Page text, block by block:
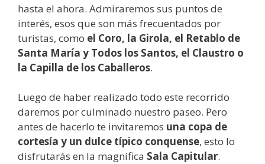
hasta el ahora. Admiraremos sus puntos de
interés, esos que son más frecuentados por
turistas, como el Coro, la Girola, el Retablo de
Santa María y Todos los Santos, el Claustro o
la Capilla de los Caballeros.
Luego de haber realizado todo este recorrido
daremos por culminado nuestro paseo. Pero
antes de hacerlo te invitaremos una copa de
cortesía y un dulce típico conquense, esto lo
disfrutarás en la magnífica Sala Capitular.